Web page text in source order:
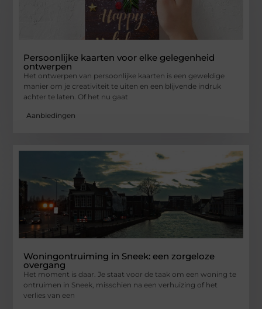
Persoonlijke kaarten voor elke gelegenheid
ontwerpen
Het ontwerpen van persoonlijke kaarten is een geweldige
manier om je creativiteit te uiten en een blijvende indruk
achter te laten. Of het nu gaat
Aanbiedingen
Woningontruiming in Sneek: een zorgeloze
overgang
Het moment is daar. Je staat voor de taak om een woning te
ontruimen in Sneek, misschien na een verhuizing of het
verlies van een